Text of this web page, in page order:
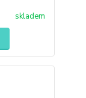
skladem